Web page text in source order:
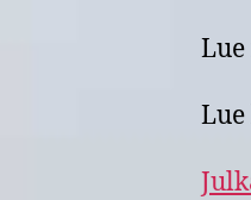
Lue